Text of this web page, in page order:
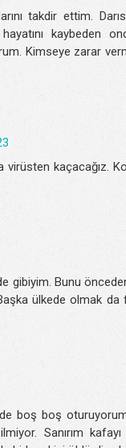
takdir ettim.
kaybeden
Kimseye zarar
kaçacağız.
gibiyim. Bunu
ülkede olmak
boş boş
Sanırım